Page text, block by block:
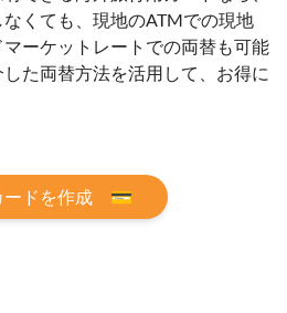
くても、現地のATMでの現地
ーケットレートでの両替も可能
た両替方法を活用して、お得に
ードを作成 💳